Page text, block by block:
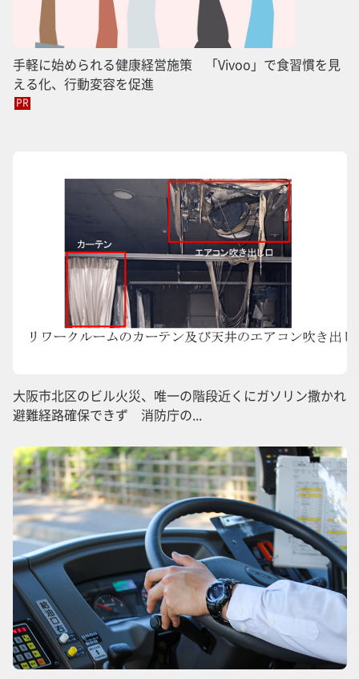
手軽に始められる健康経営施策 「Vivoo」で食習慣を見
える化、行動変容を促進
PR
大阪市北区のビル火災、唯一の階段近くにガソリン撒かれ
避難経路確保できず 消防庁の...